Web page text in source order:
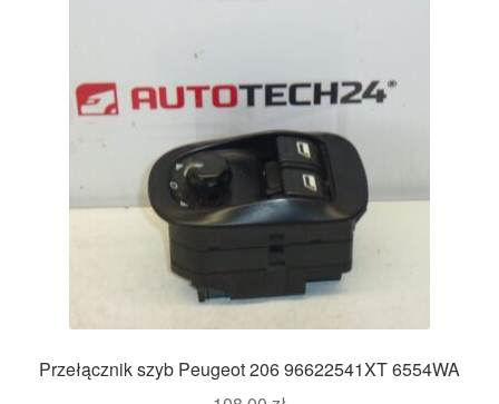
Przełącznik szyb Peugeot 206 96622541XT 6554WA